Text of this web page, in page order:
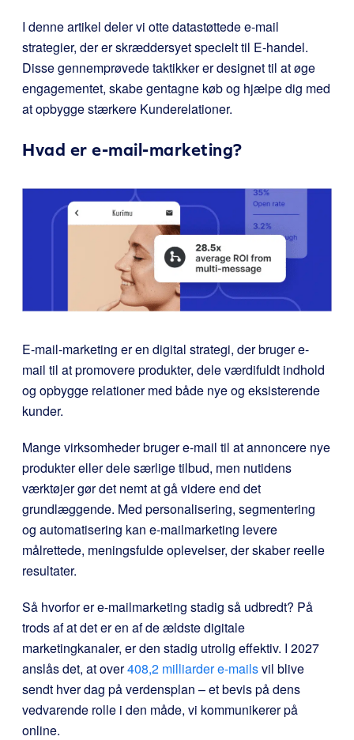
I denne artikel deler vi otte datastøttede e-mail
strategier, der er skræddersyet specielt til E-handel.
Disse gennemprøvede taktikker er designet til at øge
engagementet, skabe gentagne køb og hjælpe dig med
at opbygge stærkere Kunderelationer.
Hvad er e-mail-marketing?
E-mail-marketing er en digital strategi, der bruger e-
mail til at promovere produkter, dele værdifuldt indhold
og opbygge relationer med både nye og eksisterende
kunder.
Mange virksomheder bruger e-mail til at annoncere nye
produkter eller dele særlige tilbud, men nutidens
værktøjer gør det nemt at gå videre end det
grundlæggende. Med personalisering, segmentering
og automatisering kan e-mailmarketing levere
målrettede, meningsfulde oplevelser, der skaber reelle
resultater.
Så hvorfor er e-mailmarketing stadig så udbredt? På
trods af at det er en af de ældste digitale
marketingkanaler, er den stadig utrolig effektiv. I 2027
anslås det, at over408,2 milliarder e-mailsvil blive
sendt hver dag på verdensplan – et bevis på dens
vedvarende rolle i den måde, vi kommunikerer på
online.